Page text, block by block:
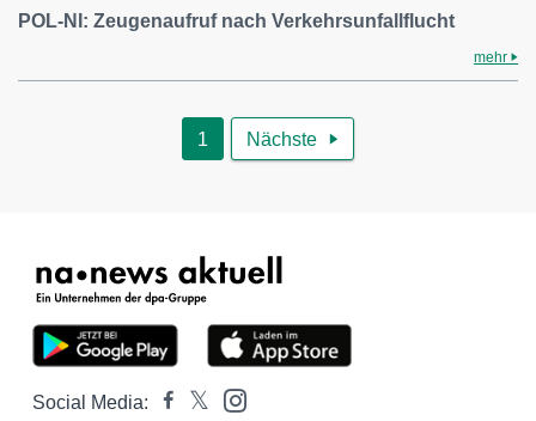
POL-NI: Zeugenaufruf nach Verkehrsunfallflucht
mehr
1 Nächste 
Social Media: